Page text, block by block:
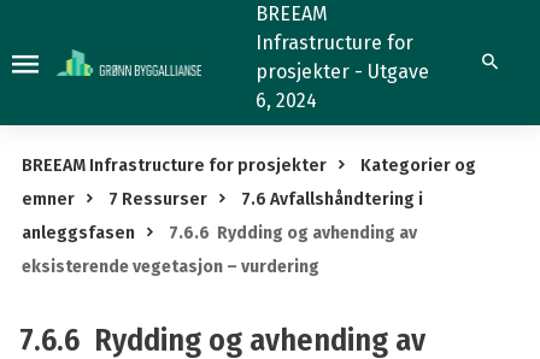
Rydding
avhending
av
eksisterende
vegetasjon
BREEAM
Infrastructure for
prosjekter - Utgave
6, 2024
Søk
BREEAM Infrastructure for prosjekter
Kategorier og
emner
7 Ressurser
7.6 Avfallshåndtering i
anleggsfasen
7.6.6 Rydding og avhending av
eksisterende vegetasjon – vurdering
7.6.6 Rydding og avhending av